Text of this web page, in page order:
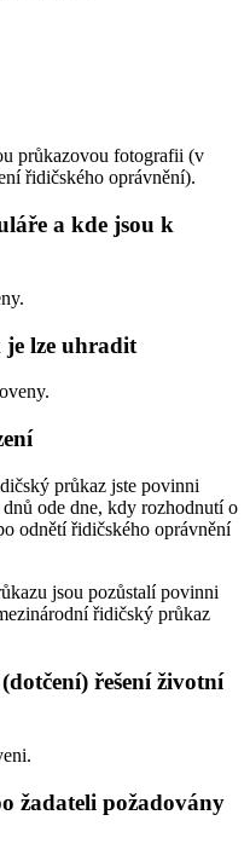
průkazovou fotografii (v
řidičského oprávnění).
a kde jsou k
lze uhradit
průkaz jste povinni
ode dne, kdy rozhodnutí o
odnětí řidičského oprávnění
jsou pozůstalí povinni
řidičský průkaz
řešení životní
žadateli požadovány